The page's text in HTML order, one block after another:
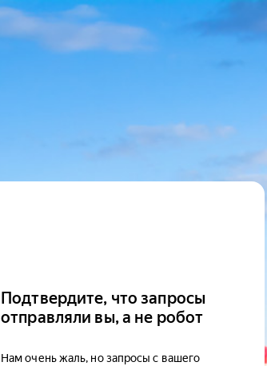
Подтвердите, что запросы
отправляли вы, а не робот
Нам очень жаль, но запросы с вашего